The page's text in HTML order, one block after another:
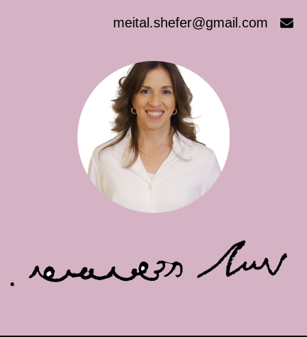
meital.shefer@gmail.com